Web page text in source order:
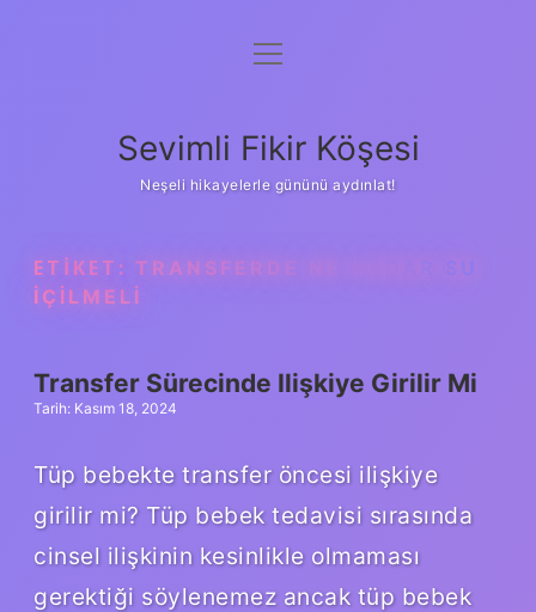
Anasayfa
Yasal Uyarı
menüyü
Sevimli Fikir Köşesi
Neşeli hikayelerle gününü aydınlat!
ETIKET: TRANSFERDE NE KADAR SU
IÇILMELI
Transfer Sürecinde Ilişkiye Girilir Mi
Tarih: Kasım 18, 2024
Tüp bebekte transfer öncesi ilişkiye
girilir mi? Tüp bebek tedavisi sırasında
cinsel ilişkinin kesinlikle olmaması
gerektiği söylenemez ancak tüp bebek